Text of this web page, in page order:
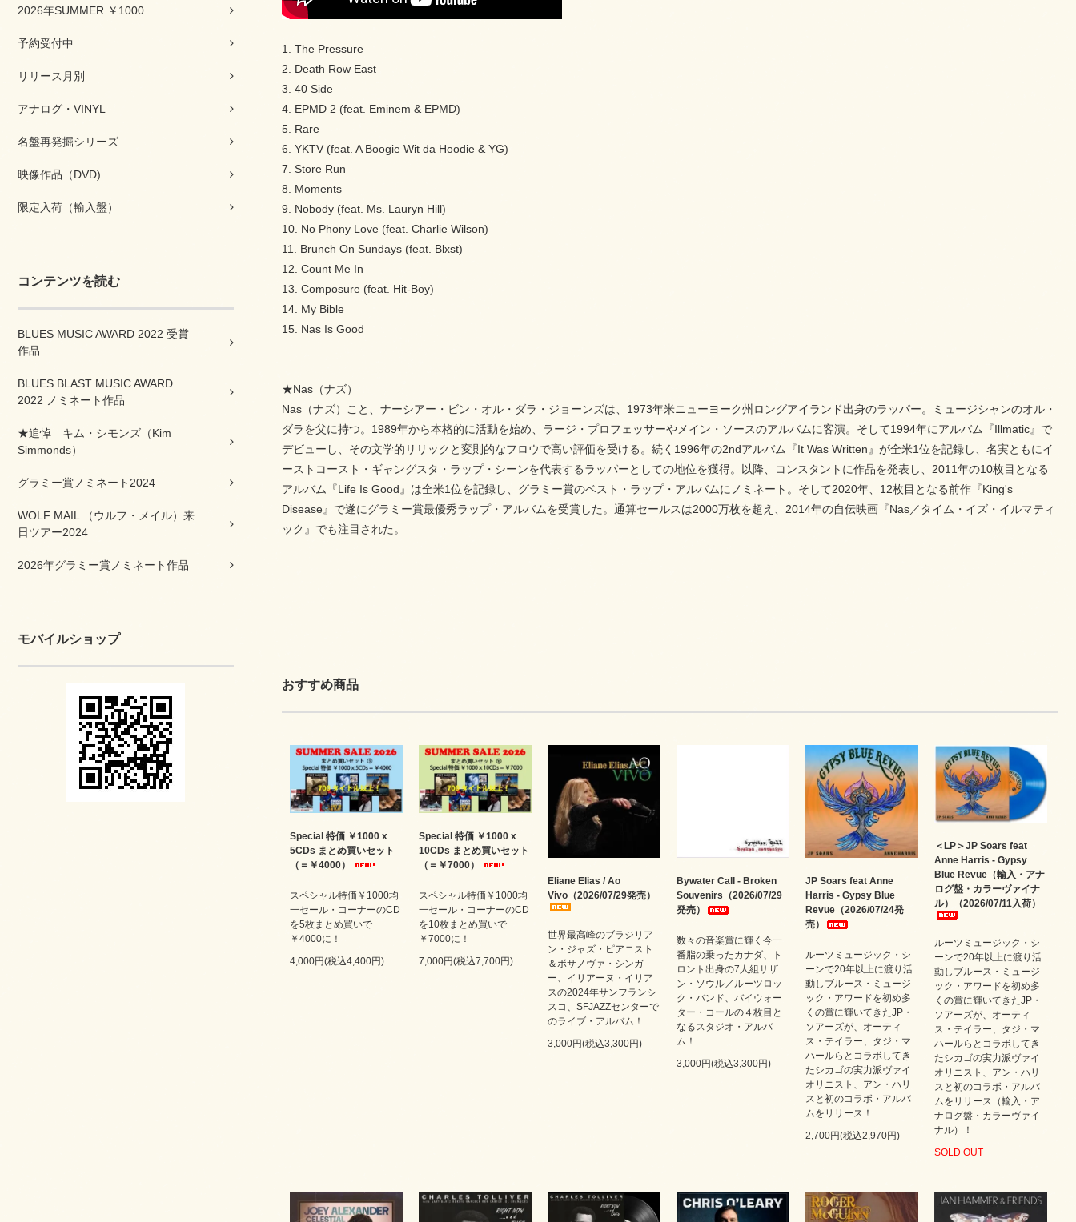
2026年SUMMER ￥1000
予約受付中
リリース月別
アナログ・VINYL
名盤再発掘シリーズ
映像作品（DVD)
限定入荷（輸入盤）
コンテンツを読む
BLUES MUSIC AWARD 2022 受賞
作品
BLUES BLAST MUSIC AWARD
2022 ノミネート作品
★追悼 キム・シモンズ（Kim
Simmonds）
グラミー賞ノミネート2024
WOLF MAIL （ウルフ・メイル）来
日ツアー2024
2026年グラミー賞ノミネート作品
モバイルショップ
1. The Pressure
2. Death Row East
3. 40 Side
4. EPMD 2 (feat. Eminem & EPMD)
5. Rare
6. YKTV (feat. A Boogie Wit da Hoodie & YG)
7. Store Run
8. Moments
9. Nobody (feat. Ms. Lauryn Hill)
10. No Phony Love (feat. Charlie Wilson)
11. Brunch On Sundays (feat. Blxst)
12. Count Me In
13. Composure (feat. Hit-Boy)
14. My Bible
15. Nas Is Good
★Nas（ナズ）
Nas（ナズ）こと、ナーシアー・ビン・オル・ダラ・ジョーンズは、1973年米ニューヨーク州ロングアイランド出身のラッパー。ミュージシャンのオル・
ダラを父に持つ。1989年から本格的に活動を始め、ラージ・プロフェッサーやメイン・ソースのアルバムに客演。そして1994年にアルバム『Illmatic』で
デビューし、その文学的リリックと変則的なフロウで高い評価を受ける。続く1996年の2ndアルバム『It Was Written』が全米1位を記録し、名実ともにイ
ーストコースト・ギャングスタ・ラップ・シーンを代表するラッパーとしての地位を獲得。以降、コンスタントに作品を発表し、2011年の10枚目となる
アルバム『Life Is Good』は全米1位を記録し、グラミー賞のベスト・ラップ・アルバムにノミネート。そして2020年、12枚目となる前作『King's
Disease』で遂にグラミー賞最優秀ラップ・アルバムを受賞した。通算セールスは2000万枚を超え、2014年の自伝映画『Nas／タイム・イズ・イルマティ
ック』でも注目された。
おすすめ商品
Special 特価 ￥1000 x
5CDs まとめ買いセット
（＝￥4000）
スペシャル特価￥1000均
一セール・コーナーのCD
を5枚まとめ買いで
￥4000に！
4,000円(税込4,400円)
Special 特価 ￥1000 x
10CDs まとめ買いセット
（＝￥7000）
スペシャル特価￥1000均
一セール・コーナーのCD
を10枚まとめ買いで
￥7000に！
7,000円(税込7,700円)
Eliane Elias / Ao
Vivo（2026/07/29発売）
世界最高峰のブラジリア
ン・ジャズ・ピアニスト
＆ボサノヴァ・シンガ
ー、イリアーヌ・イリア
スの2024年サンフランシ
スコ、SFJAZZセンターで
のライブ・アルバム！
3,000円(税込3,300円)
Bywater Call - Broken
Souvenirs（2026/07/29
発売）
数々の音楽賞に輝く今一
番脂の乗ったカナダ、ト
ロント出身の7人組サザ
ン・ソウル／ルーツロッ
ク・バンド、バイウォー
ター・コールの４枚目と
なるスタジオ・アルバ
ム！
3,000円(税込3,300円)
JP Soars feat Anne
Harris - Gypsy Blue
Revue（2026/07/24発
売）
ルーツミュージック・シ
ーンで20年以上に渡り活
動しブルース・ミュージ
ック・アワードを初め多
くの賞に輝いてきたJP・
ソアーズが、オーティ
ス・テイラー、タジ・マ
ハールらとコラボしてき
たシカゴの実力派ヴァイ
オリニスト、アン・ハリ
スと初のコラボ・アルバ
ムをリリース！
2,700円(税込2,970円)
＜LP＞JP Soars feat
Anne Harris - Gypsy
Blue Revue（輸入・アナ
ログ盤・カラーヴァイナ
ル）（2026/07/11入荷）
ルーツミュージック・シ
ーンで20年以上に渡り活
動しブルース・ミュージ
ック・アワードを初め多
くの賞に輝いてきたJP・
ソアーズが、オーティ
ス・テイラー、タジ・マ
ハールらとコラボしてき
たシカゴの実力派ヴァイ
オリニスト、アン・ハリ
スと初のコラボ・アルバ
ムをリリース（輸入・ア
ナログ盤・カラーヴァイ
ナル）！
SOLD OUT